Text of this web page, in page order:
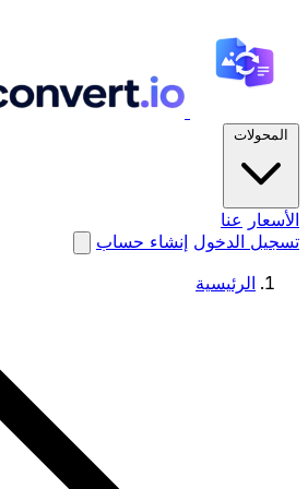
المحولات
الأسعار عنا
تسجيل الدخول إنشاء حساب
الرئيسية